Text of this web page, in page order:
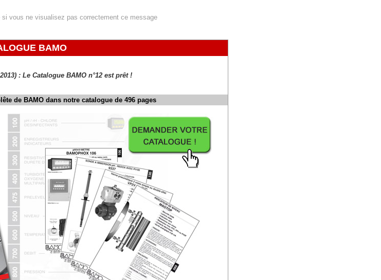
si vous ne visualisez pas correctement ce message
BAMO
: Le Catalogue BAMO n°12 est prêt !
de BAMO dans notre catalogue de 496 pages